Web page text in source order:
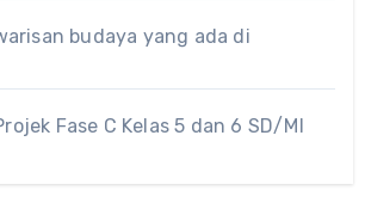
budaya yang ada di
Fase C Kelas 5 dan 6 SD/MI